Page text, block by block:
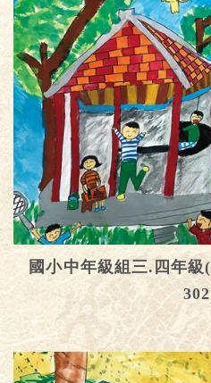
國小中年級組三.四年